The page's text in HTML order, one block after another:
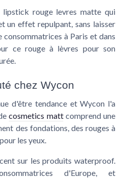
lipstick rouge levres matte qui
un effet repulpant, sans laisser
consommatrices à Paris et dans
ce rouge à lèvres pour son
chez Wycon
d'être tendance et Wycon l'a
cosmetics mattcomprend une
des fondations, des rouges à
les yeux.
sur les produits waterproof.
d'Europe, et